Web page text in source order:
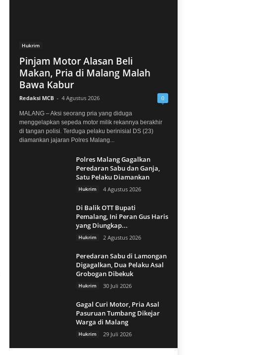
Hukrim
Pinjam Motor Alasan Beli
Makan, Pria di Malang Malah
Bawa Kabur
Redaksi MCB - 4 Agustus 2026 0
MALANG – Aksi seorang pria yang diduga
menggelapkan sepeda motor milik rekannya berakhir
di tangan polisi. Terduga pelaku berinisial DS (23)
diamankan jajaran Polres Malang...
Polres Malang Gagalkan
Peredaran Sabu dan Ganja,
Satu Pelaku Diamankan
Hukrim 4 Agustus 2026
Di Balik OTT Bupati
Pemalang, Ini Peran Gus Haris
yang Diungkap...
Hukrim 2 Agustus 2026
Peredaran Sabu di Lamongan
Digagalkan, Dua Pelaku Asal
Grobogan Dibekuk
Hukrim 30 Juli 2026
Gagal Curi Motor, Pria Asal
Pasuruan Tumbang Dikejar
Warga di Malang
Hukrim 29 Juli 2026